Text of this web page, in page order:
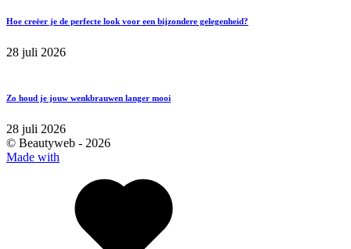
Hoe creëer je de perfecte look voor een bijzondere gelegenheid?
28 juli 2026
Zo houd je jouw wenkbrauwen langer mooi
28 juli 2026
© Beautyweb - 2026
Made with